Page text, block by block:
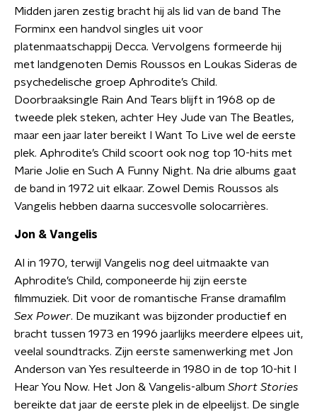
Midden jaren zestig bracht hij als lid van de band The
Forminx een handvol singles uit voor
platenmaatschappij Decca. Vervolgens formeerde hij
met landgenoten Demis Roussos en Loukas Sideras de
psychedelische groep Aphrodite’s Child.
Doorbraaksingle Rain And Tears blijft in 1968 op de
tweede plek steken, achter Hey Jude van The Beatles,
maar een jaar later bereikt I Want To Live wel de eerste
plek. Aphrodite’s Child scoort ook nog top 10-hits met
Marie Jolie en Such A Funny Night. Na drie albums gaat
de band in 1972 uit elkaar. Zowel Demis Roussos als
Vangelis hebben daarna succesvolle solocarrières.
Jon & Vangelis
Al in 1970, terwijl Vangelis nog deel uitmaakte van
Aphrodite’s Child, componeerde hij zijn eerste
filmmuziek. Dit voor de romantische Franse dramafilm
Sex Power. De muzikant was bijzonder productief en
bracht tussen 1973 en 1996 jaarlijks meerdere elpees uit,
veelal soundtracks. Zijn eerste samenwerking met Jon
Anderson van Yes resulteerde in 1980 in de top 10-hit I
Hear You Now. Het Jon & Vangelis-album Short Stories
bereikte dat jaar de eerste plek in de elpeelijst. De single